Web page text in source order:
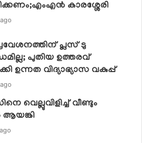
കാരശ്ശേരി
പ്ലസ് ടു
പുതിയ ഉത്തരവ്
ഉന്നത വിദ്യാഭ്യാസ വകുപ്പ്
വെല്ലുവിളിച്ച് വീണ്ടും